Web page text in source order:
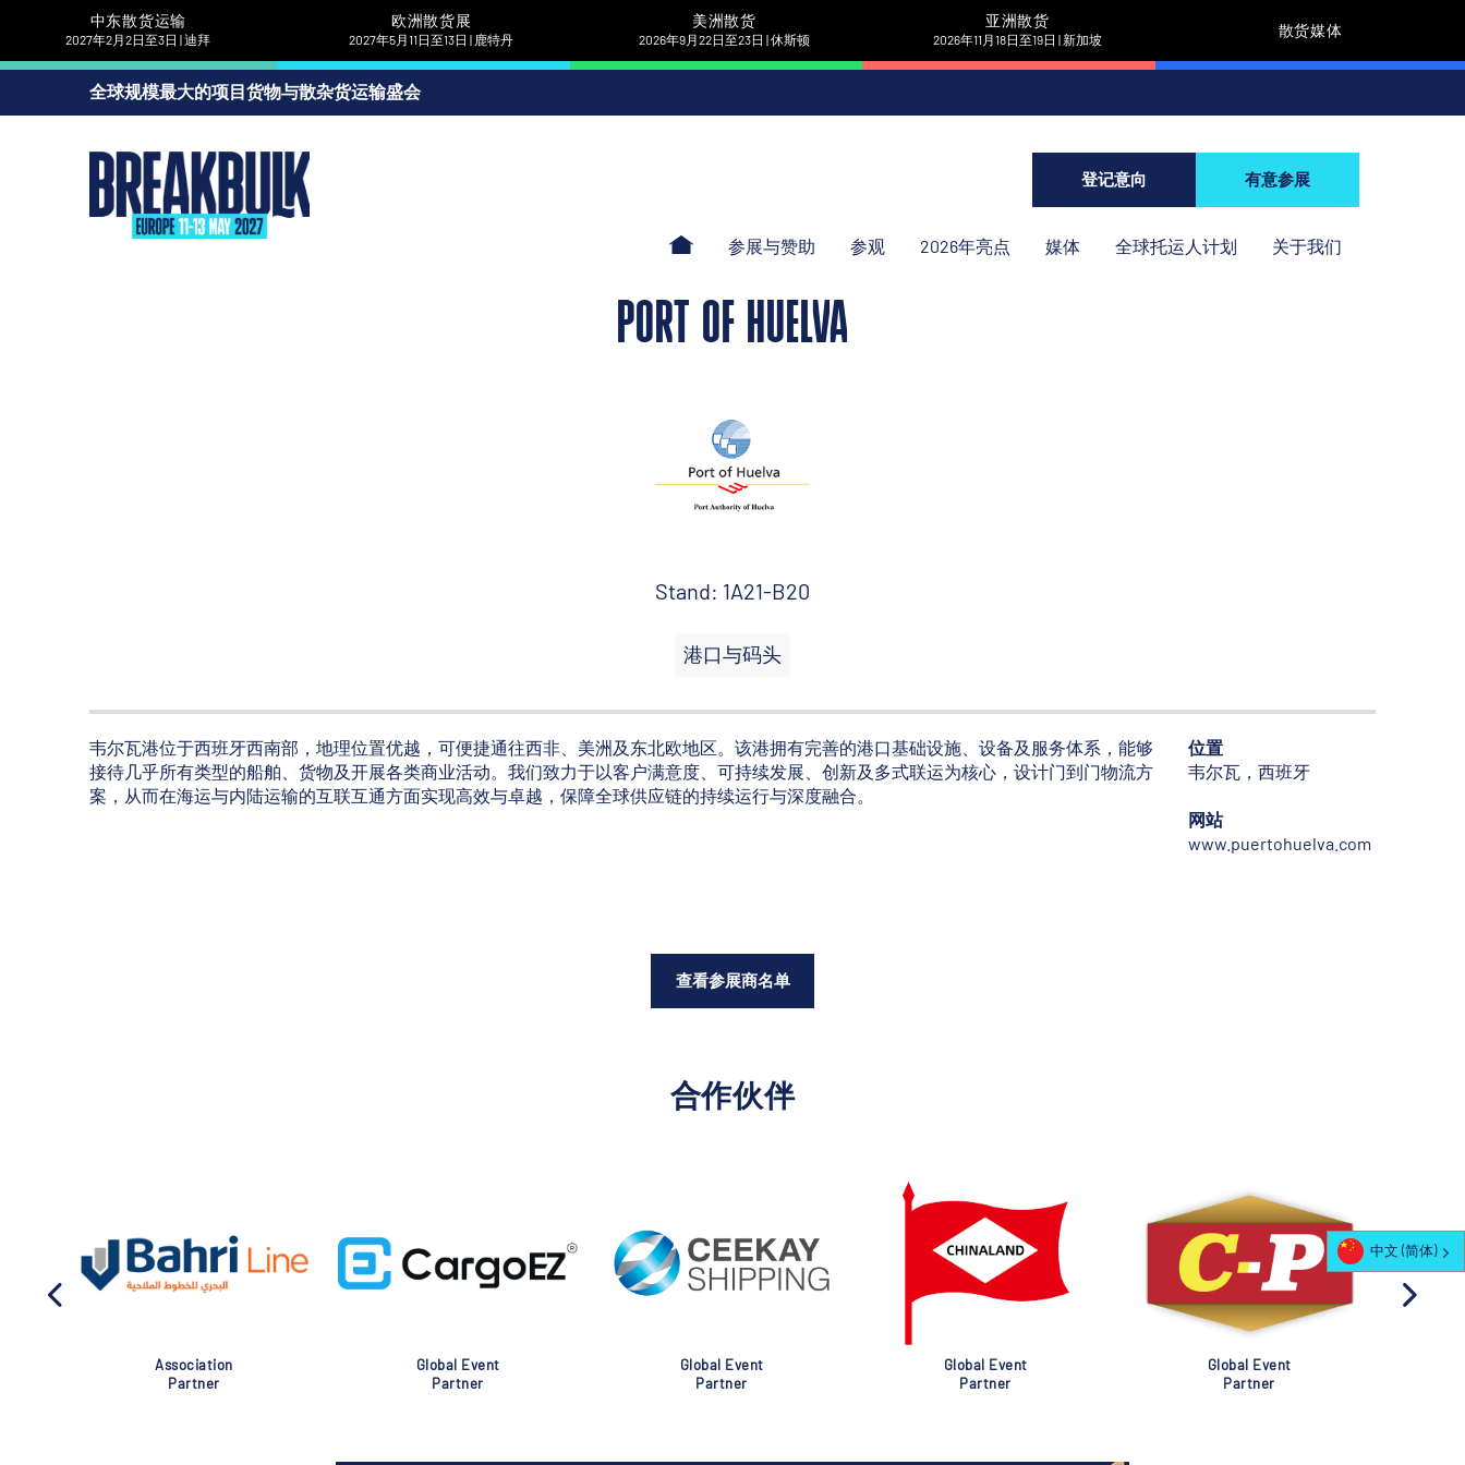
中东散货运输
2027年2月2日至3日 | 迪拜
欧洲散货展
2027年5月11日至13日 | 鹿特丹
美洲散货
2026年9月22日至23日 | 休斯顿
亚洲散货
2026年11月18日至19日 | 新加坡
散货媒体
全球规模最大的项目货物与散杂货运输盛会
登记意向 有意参展
参展与赞助 参观 2026年亮点 媒体 全球托运人计划 关于我们
PORT OF HUELVA
Stand: 1A21-B20
港口与码头
韦尔瓦港位于西班牙西南部，地理位置优越，可便捷通往西非、美洲及东北欧地区。该港拥有完善的港口基础设施、设备及服务体系，能够
接待几乎所有类型的船舶、货物及开展各类商业活动。我们致力于以客户满意度、可持续发展、创新及多式联运为核心，设计门到门物流方
案，从而在海运与内陆运输的互联互通方面实现高效与卓越，保障全球供应链的持续运行与深度融合。
位置
韦尔瓦，西班牙
网站
www.puertohuelva.com
查看参展商名单
合作伙伴
Association
Partner
Global Event
Partner
Global Event
Partner
Global Event
Partner
Global Event
Partner
中文 (简体)